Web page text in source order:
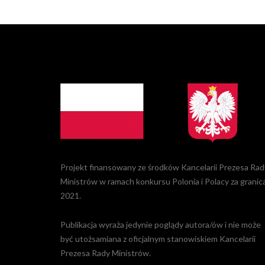
Projekt finansowany ze środków Kancelarii Prezesa
Ministrów w ramach konkursu Polonia i Polacy za
2021.
Publikacja wyraża jedynie poglądy autora/ów i nie może
być utożsamiana z oficjalnym stanowiskiem Kancelarii
Prezesa Rady Ministrów.